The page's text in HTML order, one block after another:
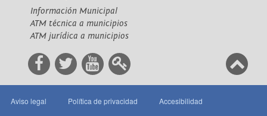
Información Municipal
ATM técnica a municipios
ATM jurídica a municipios
Aviso legal Política de privacidad Accesibilidad